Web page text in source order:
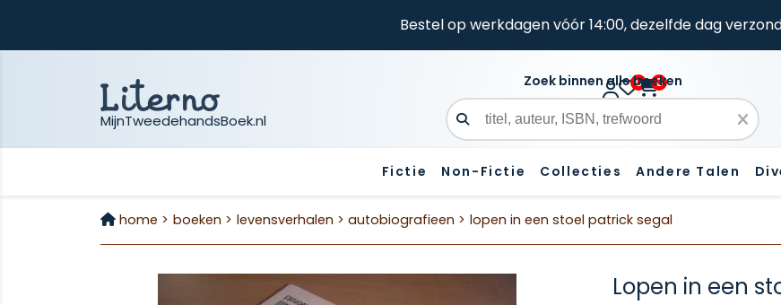
Bestel op werkdagen vóór 14:00, dezelfde dag
MijnTweedehandsBoek.nl
0 0
Zoek binnen alle boeken
Zoekveld
Fictie Non-Fictie Collecties Andere Talen
home > boeken > levensverhalen > autobiografieen > lopen in een stoel patrick segal
Lopen in een